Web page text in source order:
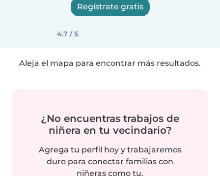
Regístrate gratis
4.7 / 5
Aleja el mapa para encontrar más resultados.
¿No encuentras trabajos de
niñera en tu vecindario?
Agrega tu perfil hoy y trabajaremos
duro para conectar familias con
niñeras como tu.